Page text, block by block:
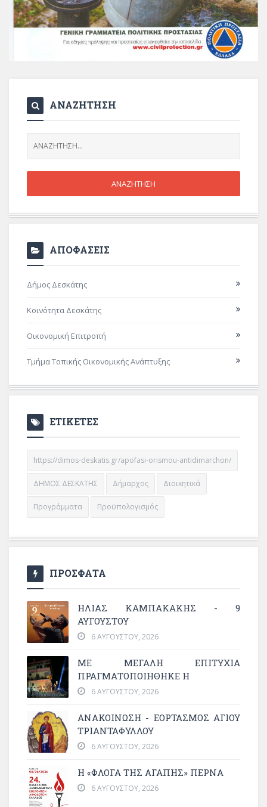
ΑΝΑΖΗΤΗΣΗ
ΑΠΟΦΑΣΕΙΣ
Δήμος Δεσκάτης
Κοινότητα Δεσκάτης
Οικονομική Επιτροπή
Τμήμα Τοπικής Οικονομικής Ανάπτυξης
ΕΤΙΚΕΤΕΣ
https://dimos-deskatis.gr/apofasi-orismou-antidimarchon/
ΔΗΜΟΣ ΔΕΣΚΑΤΗΣ Δήμαρχος Διοικητικά
Προγράμματα Προϋπολογισμός
ΠΡΟΣΦΑΤΑ
ΗΛΙΑΣ ΚΑΜΠΑΚΑΚΗΣ - 9
ΑΥΓΟΥΣΤΟΥ
6 ΑΥΓΟΎΣΤΟΥ, 2026
ΜΕ ΜΕΓΆΛΗ ΕΠΙΤΥΧΊΑ
ΠΡΑΓΜΑΤΟΠΟΙΉΘΗΚΕ Η
6 ΑΥΓΟΎΣΤΟΥ, 2026
ΑΝΑΚΟΙΝΩΣΗ - ΕΟΡΤΑΣΜΟΣ ΑΓΙΟΥ
ΤΡΙΑΝΤΑΦΥΛΛΟΥ
6 ΑΥΓΟΎΣΤΟΥ, 2026
Η «ΦΛΌΓΑ ΤΗΣ ΑΓΆΠΗΣ» ΠΕΡΝΆ
6 ΑΥΓΟΎΣΤΟΥ, 2026